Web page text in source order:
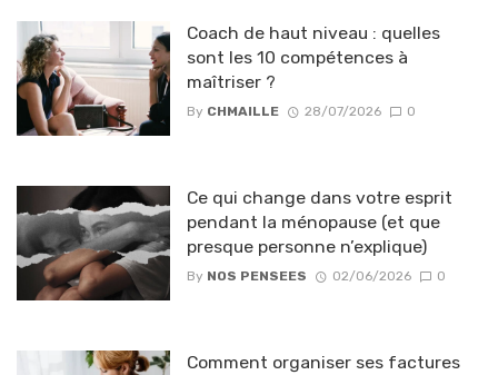
Coach de haut niveau : quelles
sont les 10 compétences à
maîtriser ?
By CHMAILLE 28/07/2026 0
Ce qui change dans votre esprit
pendant la ménopause (et que
presque personne n’explique)
By NOS PENSEES 02/06/2026 0
Comment organiser ses factures